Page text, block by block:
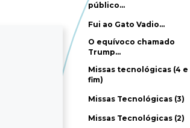
público…
Fui ao Gato Vadio…
O equívoco chamado
Trump…
Missas tecnológicas (4 e
fim)
Missas Tecnológicas (3)
Missas Tecnológicas (2)